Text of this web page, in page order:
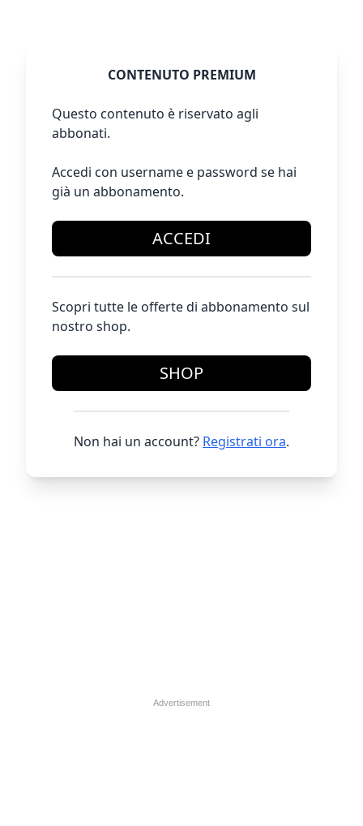
CONTENUTO PREMIUM
Questo contenuto è riservato agli
abbonati.
Accedi con username e password se hai
già un abbonamento.
ACCEDI
Scopri tutte le offerte di abbonamento sul
nostro shop.
SHOP
Non hai un account? Registrati ora.